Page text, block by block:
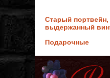
Старый портвейн,
выдержанный
Подарочные